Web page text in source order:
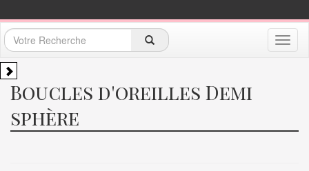
Boucles d'oreilles Demi
sphère